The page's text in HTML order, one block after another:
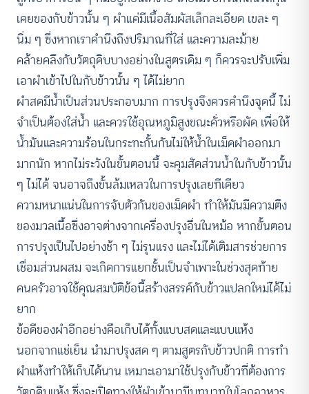
เคยของกับข้าวนั้น ๆ ผำแค่มีเนื้อสัมผัสเล็กละเอียด เขละ ๆ
นิ่ม ๆ ซึ่งหากเราคำนึงถึงปริมาณที่ใส่ และความละม้าย
คล้ายคลึงกับวัตถุดิบบางอย่างในสูตรเดิม ๆ ก็ควรจะปรับเพิ่ม
เอาผำเข้าไปในกับข้าวนั้น ๆ ได้ไม่ยาก
ผำสดมีน้ำเป็นส่วนประกอบมาก การปรุงจึงควรคำนึงจุดนี้ ไม่
จำเป็นต้องใส่น้ำ และควรใช้อุณหภูมิสูงขณะคั่วหรือผัด เพื่อให้
น้ำมันและความร้อนในกระทะกั้นกันไม่ให้น้ำในเม็ดผำออกมา
มากนัก หากไม่ระวังในขั้นตอนนี้ จะคุมสัดส่วนน้ำในกับข้าวนั้น
ๆ ไม่ได้ จนอาจถึงขั้นล้มเหลวในการปรุงเลยทีเดียว
ความหนาแน่นในการจับตัวกันของเม็ดผำ ทำให้มันมีความตึง
ของมวลเนื้อซึ่งอาจต่างจากเครื่องปรุงอื่นในหม้อ หากขั้นตอน
การปรุงเป็นไปอย่างช้า ๆ ไม่รุนแรง และไม่ได้เติมสารช่วยการ
เชื่อมส่วนผสม จะเกิดการแยกชั้นเป็นจำเพาะในช่วงสุดท้าย
คนครัวอาจใช้คุณสมบัติข้อนี้สร้างสรรค์กับข้าวแปลกใหม่ได้ไม่
ยาก
ข้อดีของผำอีกอย่างคือเก็บได้ทั้งแบบสดและแบบแห้ง
นอกจากแช่เย็น นำมาปรุงสด ๆ ตามสูตรกับข้าวปกติ การทำ
ผำแห้งทำให้เก็บได้นาน เหมาะเอามาใช้ปรุงกับข้าวที่ต้องการ